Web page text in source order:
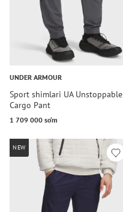
UNDER ARMOUR
Sport shimlari UA Unstoppable
Cargo Pant
1 709 000 so‘m
NEW